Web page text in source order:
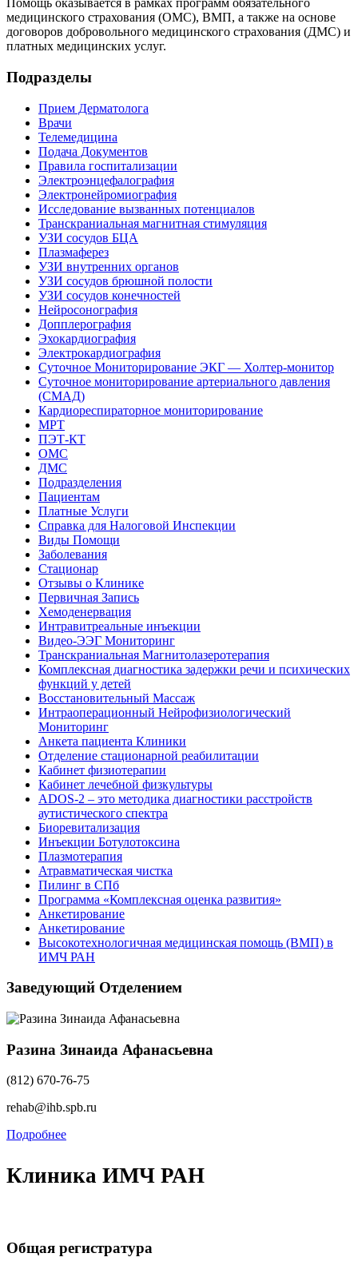
Помощь оказывается в рамках программ обязательного
медицинского страхования (ОМС), ВМП, а также на основе
договоров добровольного медицинского страхования (ДМС) и
платных медицинских услуг.
Подразделы
Прием Дерматолога
Врачи
Телемедицина
Подача Документов
Правила госпитализации
Электроэнцефалография
Электронейромиография
Исследование вызванных потенциалов
Транскраниальная магнитная стимуляция
УЗИ сосудов БЦА
Плазмаферез
УЗИ внутренних органов
УЗИ сосудов брюшной полости
УЗИ сосудов конечностей
Нейросонография
Допплерография
Эхокардиография
Электрокардиография
Суточное Мониторирование ЭКГ — Холтер-монитор
Суточное мониторирование артериального давления
(СМАД)
Кардиореспираторное мониторирование
МРТ
ПЭТ-КТ
ОМС
ДМС
Подразделения
Пациентам
Платные Услуги
Справка для Налоговой Инспекции
Виды Помощи
Заболевания
Стационар
Отзывы о Клинике
Первичная Запись
Хемоденервация
Интравитреальные инъекции
Видео-ЭЭГ Мониторинг
Транскраниальная Магнитолазеротерапия
Комплексная диагностика задержки речи и психических
функций у детей
Восстановительный Массаж
Интраоперационный Нейрофизиологический
Мониторинг
Анкета пациента Клиники
Отделение стационарной реабилитации
Кабинет физиотерапии
Кабинет лечебной физкультуры
ADOS-2 – это методика диагностики расстройств
аутистического спектра
Биоревитализация
Инъекции Ботулотоксина
Плазмотерапия
Атравматическая чистка
Пилинг в СПб
Программа «Комплексная оценка развития»
Анкетирование
Анкетирование
Высокотехнологичная медицинская помощь (ВМП) в
ИМЧ РАН
Заведующий Отделением
Разина Зинаида Афанасьевна
(812) 670-76-75
rehab@ihb.spb.ru
Подробнее
Клиника ИМЧ РАН
Общая регистратура